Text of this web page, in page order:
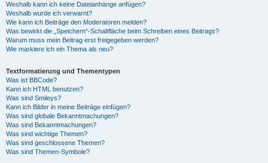
Weshalb kann ich keine Dateianhänge anfügen?
Weshalb wurde ich verwarnt?
Wie kann ich Beiträge den Moderatoren melden?
Was bewirkt die „Speichern“-Schaltfläche beim Schreiben eines Beitrags?
Warum muss mein Beitrag erst freigegeben werden?
Wie markiere ich ein Thema als neu?
Textformatierung und Thementypen
Was ist BBCode?
Kann ich HTML benutzen?
Was sind Smileys?
Kann ich Bilder in meine Beiträge einfügen?
Was sind globale Bekanntmachungen?
Was sind Bekanntmachungen?
Was sind wichtige Themen?
Was sind geschlossene Themen?
Was sind Themen-Symbole?